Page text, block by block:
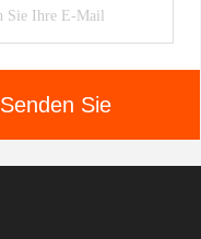
Senden Sie